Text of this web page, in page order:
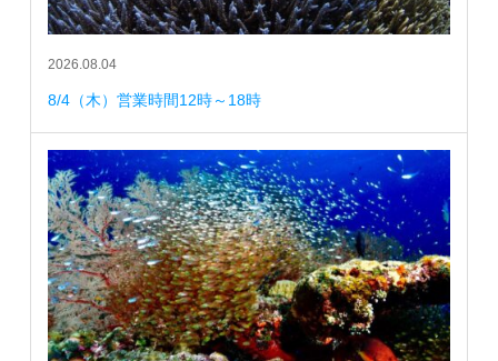
2026.08.04
8/4（木）営業時間12時～18時